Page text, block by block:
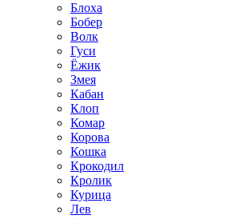
Блоха
Бобер
Волк
Гуси
Ёжик
Змея
Кабан
Клоп
Комар
Корова
Кошка
Крокодил
Кролик
Курица
Лев